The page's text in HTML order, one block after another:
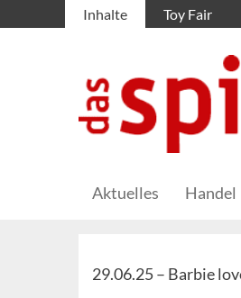
Inhalte Toy Fair
Aktuelles Handel
29.06.25 – Barbie